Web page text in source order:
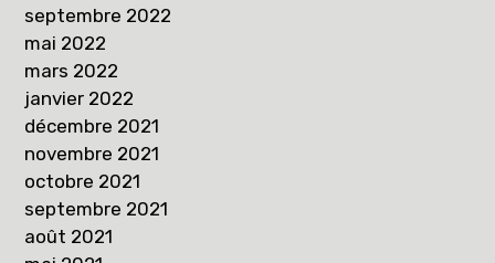
septembre 2022
mai 2022
mars 2022
janvier 2022
décembre 2021
novembre 2021
octobre 2021
septembre 2021
août 2021